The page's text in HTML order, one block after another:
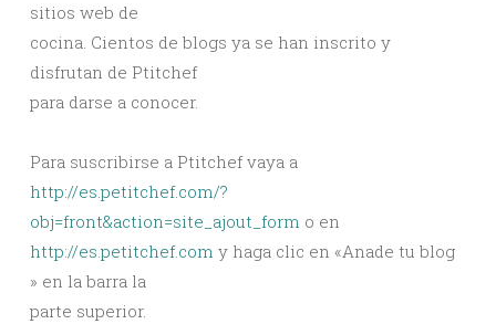
sitios web de
cocina. Cientos de blogs ya se han inscrito y
disfrutan de Ptitchef
para darse a conocer.
Para suscribirse a Ptitchef vaya a
http://es.petitchef.com/?
obj=front&action=site_ajout_form o en
http://es.petitchef.com y haga clic en «Anade tu blog
» en la barra la
parte superior.